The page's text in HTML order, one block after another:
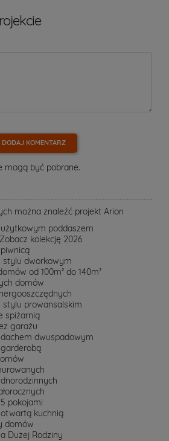
DODAJ KOMENTARZ
mogą być pobrane.
można znaleźć projekt Arion
poddaszem
kolekcję 2026
stylu dworkowym
od 100m² do 140m²
domów
prowansalskim
spiżarnią
garażu
dwuspadowym
pokojami
kuchnią
domów
Dużej Rodziny